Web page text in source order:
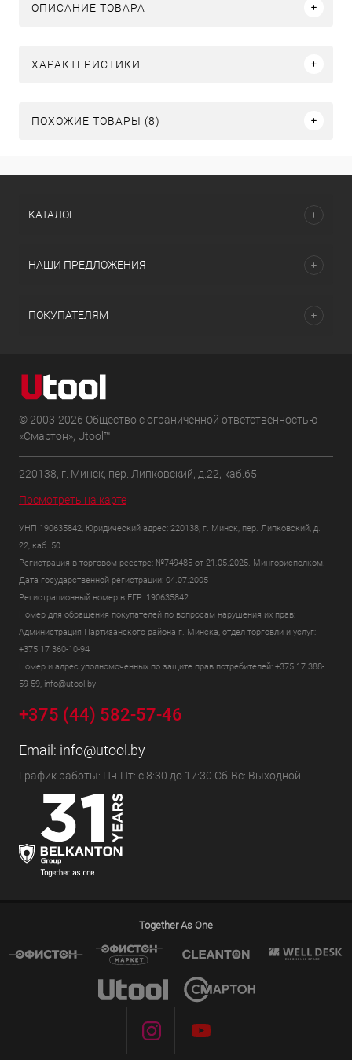
ОПИСАНИЕ ТОВАРА
ХАРАКТЕРИСТИКИ
ПОХОЖИЕ ТОВАРЫ (8)
КАТАЛОГ
НАШИ ПРЕДЛОЖЕНИЯ
ПОКУПАТЕЛЯМ
© 2003-2026 Общество с ограниченной ответственностью
«Смартон», Utool™
220138, г. Минск, пер. Липковский, д.22, каб.65
Посмотреть на карте
УНП 190635842, Юридический адрес: 220138, г. Минск, пер. Липковский, д.
22, каб. 50
Регистрация в торговом реестре: №749485 от 21.05.2025. Мингорисполком.
Дата государственной регистрации: 04.07.2005
Регистрационный номер в ЕГР: 190635842
Номер для обращения покупателей по вопросам нарушения их прав:
Администрация Партизанского района г. Минска, отдел торговли и услуг:
+375 17 360-10-94
Номер и адрес уполномоченных по защите прав потребителей: +375 17 388-
59-59, info@utool.by
+375 (44) 582-57-46
Email: info@utool.by
График работы: Пн-Пт: с 8:30 до 17:30 Сб-Вс: Выходной
Together As One